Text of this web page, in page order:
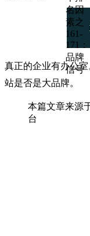
真正的企业有办公
站是否是大品牌。
本篇文章来源
台